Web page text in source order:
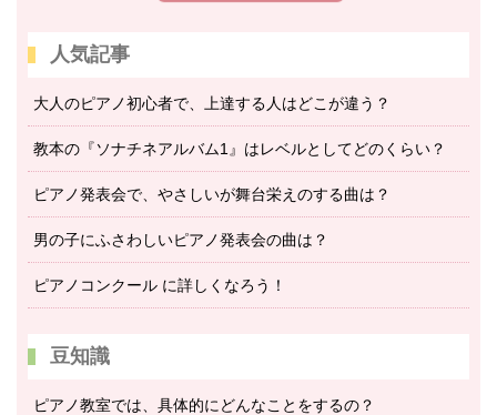
人気記事
大人のピアノ初心者で、上達する人はどこが違う？
教本の『ソナチネアルバム1』はレベルとしてどのくらい？
ピアノ発表会で、やさしいが舞台栄えのする曲は？
男の子にふさわしいピアノ発表会の曲は？
ピアノコンクール に詳しくなろう！
豆知識
ピアノ教室では、具体的にどんなことをするの？